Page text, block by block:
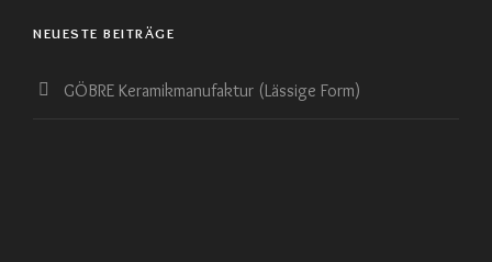
NEUESTE BEITRÄGE
GÖBRE Keramikmanufaktur (Lässige Form)